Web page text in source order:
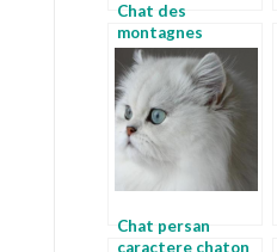
Chat des
montagnes
norvegiennes
chaton norvegien
gris
Chat persan
caractere chaton